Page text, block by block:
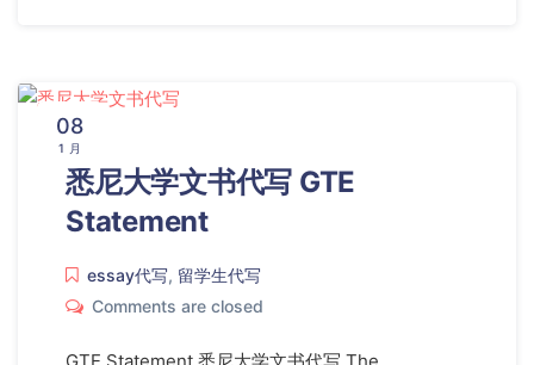
08
1 月
悉尼大学文书代写 GTE
Statement
essay代写, 留学生代写
Comments are closed